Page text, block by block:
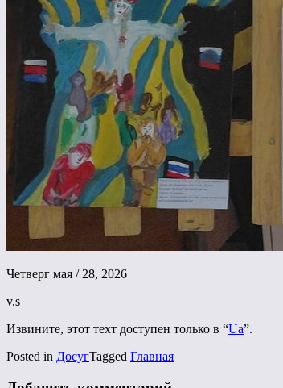
Четверг мая / 28, 2026
v.s
Извините, этот техт доступен только в “Ua”.
Posted in ДосугTagged Главная